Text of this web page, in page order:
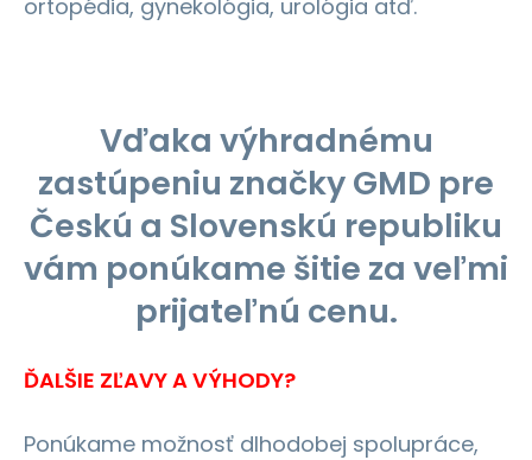
ortopédia, gynekológia, urológia atď.
Vďaka výhradnému
zastúpeniu značky GMD pre
Českú a Slovenskú republiku
vám ponúkame šitie za veľmi
prijateľnú cenu.
ĎALŠIE ZĽAVY A VÝHODY?
Ponúkame možnosť dlhodobej spolupráce,